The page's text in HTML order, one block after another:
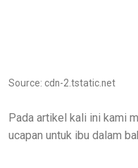
Source: cdn-2.tstatic.net
Pada artikel kali ini kami
ucapan untuk ibu dalam